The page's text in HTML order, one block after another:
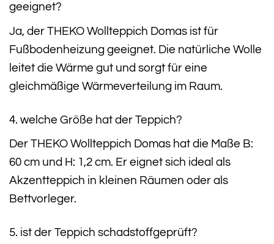
geeignet?
Ja, der THEKO Wollteppich Domas ist für
Fußbodenheizung geeignet. Die natürliche Wolle
leitet die Wärme gut und sorgt für eine
gleichmäßige Wärmeverteilung im Raum.
4. welche Größe hat der Teppich?
Der THEKO Wollteppich Domas hat die Maße B:
60 cm und H: 1,2 cm. Er eignet sich ideal als
Akzentteppich in kleinen Räumen oder als
Bettvorleger.
5. ist der Teppich schadstoffgeprüft?